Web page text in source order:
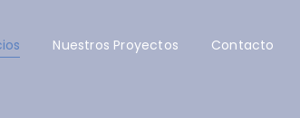
Nuestros Proyectos Contacto